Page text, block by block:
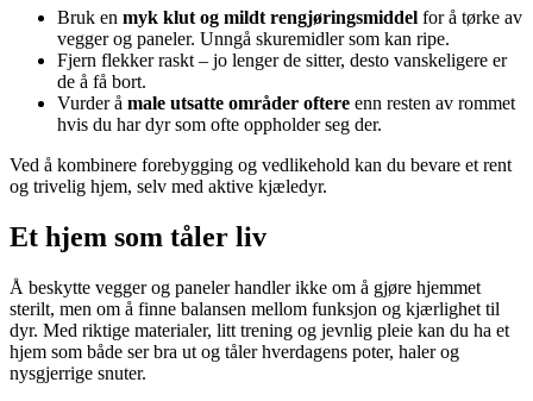
Bruk en myk klut og mildt rengjøringsmiddel for å tørke av
vegger og paneler. Unngå skuremidler som kan ripe.
Fjern flekker raskt – jo lenger de sitter, desto vanskeligere er
de å få bort.
Vurder å male utsatte områder oftere enn resten av rommet
hvis du har dyr som ofte oppholder seg der.
Ved å kombinere forebygging og vedlikehold kan du bevare et rent
og trivelig hjem, selv med aktive kjæledyr.
Et hjem som tåler liv
Å beskytte vegger og paneler handler ikke om å gjøre hjemmet
sterilt, men om å finne balansen mellom funksjon og kjærlighet til
dyr. Med riktige materialer, litt trening og jevnlig pleie kan du ha et
hjem som både ser bra ut og tåler hverdagens poter, haler og
nysgjerrige snuter.